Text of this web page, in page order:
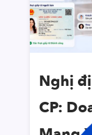
Nghị
CP: